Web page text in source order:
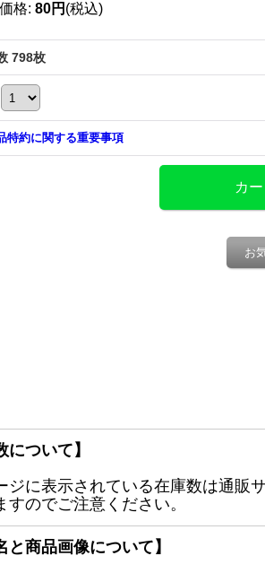
格: 80円 (税込)
798枚
特約に関する重要事項
お
について】
ジに表示されている在庫数は通販
すのでご注意ください。
と商品画像について】